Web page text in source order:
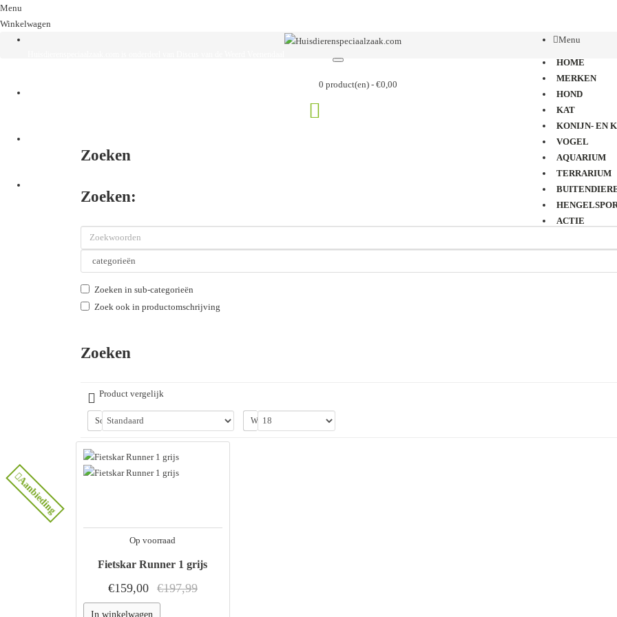
Menu
Winkelwagen
0 product(en) - €0,00
Menu
HOME
MERKEN
HOND
KAT
KONIJN- EN
VOGEL
AQUARIUM
TERRARIUM
ACTIE
Zoeken
Zoeken:
Zoeken in sub-categorieën
Zoek ook in productomschrijving
Zoeken
Product vergelijk
Sorteer op: Weergegeven:
Aanbieding
Op voorraad
Fietskar Runner 1 grijs
€159,00 €197,99
In winkelwagen